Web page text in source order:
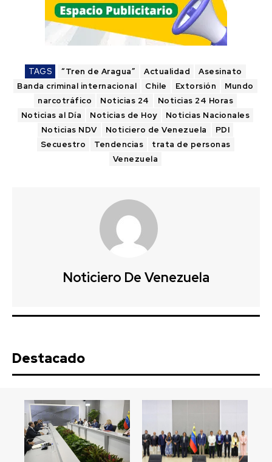
TAGS “Tren de Aragua” Actualidad
Asesinato
Banda criminal internacional
Chile Extorsión
Mundo
narcotráfico
Noticias 24
Noticias 24 Horas
Noticias al Día
Noticias de Hoy
Noticias Nacionales
Noticias NDV
Noticiero de Venezuela
PDI
Secuestro
Tendencias
trata de personas
Venezuela
Noticiero De Venezuela
Destacado